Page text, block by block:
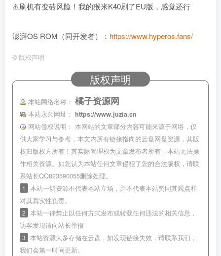
⚠️刷机有变砖风险！我的猴米K40刷了EU版，感觉还行
澎湃OS ROM（同开发者）： https://www.hyperos.fans/
© 版权声明
版权声明
本站网络名称： 橘子资源网
本站永久网址：
https://www.juzia.cn
网站侵权说明： 本网站的文章部分内容可能来源于网络，仅
供大家学习与参考，本文内所有链接指向的云盘网盘资源，其版
权归版权方所有！其实际管理权为文章发布者所有，本站无法操
作相关资源。如您认为本站任何文章侵犯了您的合法版权，请联
系站长QQ823590055删除处理。
1
本站一切资源不代表本站立场，并不代表本站赞同其观点和
对其真实性负责。
2 本站一律禁止以任何方式发布或转载任何违法的相关信息，
访客发现请向站长举报
3 本站资源大多存储在云盘，如发现链接失效，请联系我们，
我们会第一时间更新。